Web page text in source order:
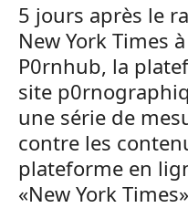
5 jours après le
New York Times
P0rnhub, la
site
une série de
contre les
plateforme en
«New York